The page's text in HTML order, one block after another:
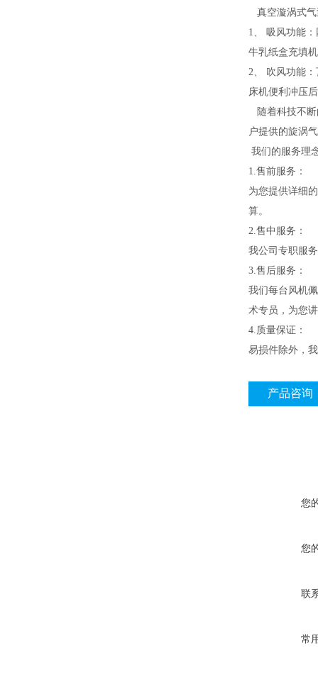
真空漩涡式气
1、 吸风功能
牛乳纸盒充填
2、 吹风功能
床机便利冲压
随着科技不断
户提供的旋涡
我们的服务理
1.售前服务：
为您提供详细
算。
2.售中服务：
我公司专职服
3.售后服务：
我们每台风机
术专员，为您
4.质量保证：
易损件除外，
产品咨询
您
您
联
常